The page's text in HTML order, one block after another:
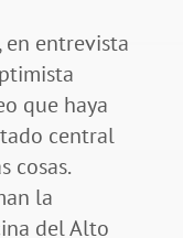
en entrevista
que haya
central
cosas.
la
del Alto